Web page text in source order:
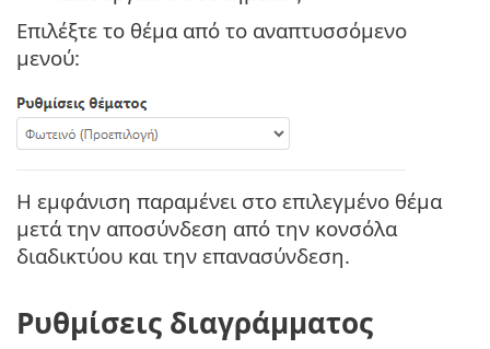
Επιλέξτε το θέμα από το αναπτυσσόμενο
μενού:
Η εμφάνιση παραμένει στο επιλεγμένο θέμα
μετά την αποσύνδεση από την κονσόλα
διαδικτύου και την επανασύνδεση.
Ρυθμίσεις διαγράμματος